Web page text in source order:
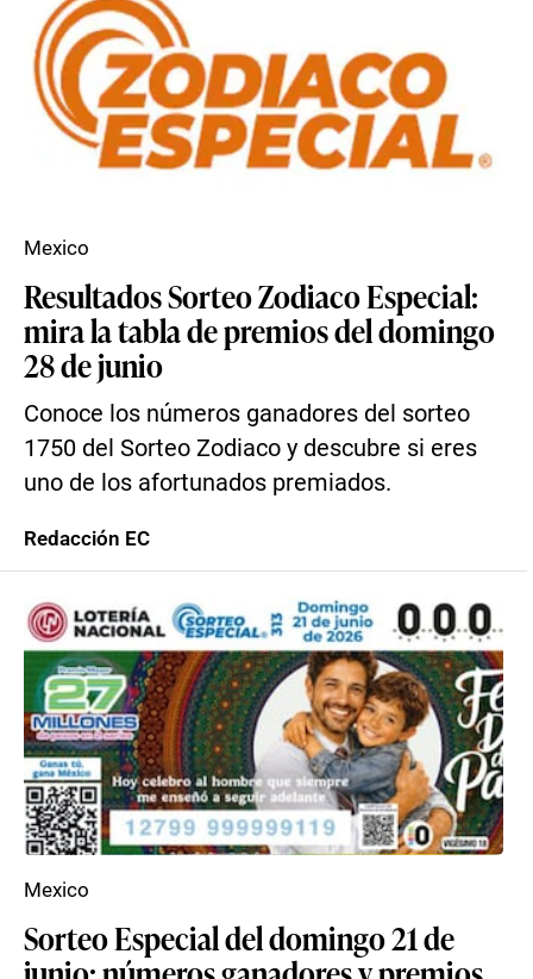
Resultados Sorteo Zodiaco Especial:
mira la tabla de premios del domingo
28 de junio
Conoce los números ganadores del sorteo
1750 del Sorteo Zodiaco y descubre si eres
uno de los afortunados premiados.
Mexico
Redacción EC
Sorteo Especial del domingo 21 de
Mexico